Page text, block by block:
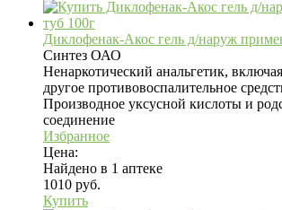
Диклофенак-Акос гель д/наруж
Синтез ОАО
Ненаркотический анальгетик,
другое противовоспалительное
Производное уксусной кислоты и
соединение
Избранное
Цена:
Найдено в 1 аптеке
1010 руб.
Купить